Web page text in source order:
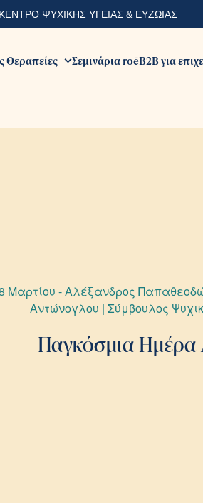
ΨΥΧΙΚΗΣ ΥΓΕΙΑΣ & ΕΥΖΩΙΑΣ
Θεραπείες Σεμινάρια roēB2B για
Μαρτίου - Αλέξανδρος
Αντώνογλου | Σύμβουλος
Παγκόσμια Ημέρα